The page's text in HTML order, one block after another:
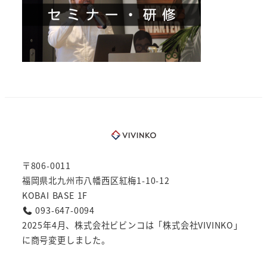
〒806-0011
福岡県北九州市八幡西区紅梅1-10-12
KOBAI BASE 1F
093-647-0094
2025年4月、株式会社ビビンコは「株式会社VIVINKO」
に商号変更しました。